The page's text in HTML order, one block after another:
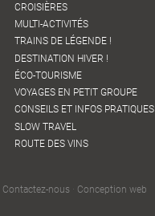
CROISIÈRES
MULTI-ACTIVITÉS
TRAINS DE LÉGENDE !
DESTINATION HIVER !
ÉCO-TOURISME
VOYAGES EN PETIT GROUPE
CONSEILS ET INFOS PRATIQUES
SLOW TRAVEL
ROUTE DES VINS
Contactez-nous· Conception web